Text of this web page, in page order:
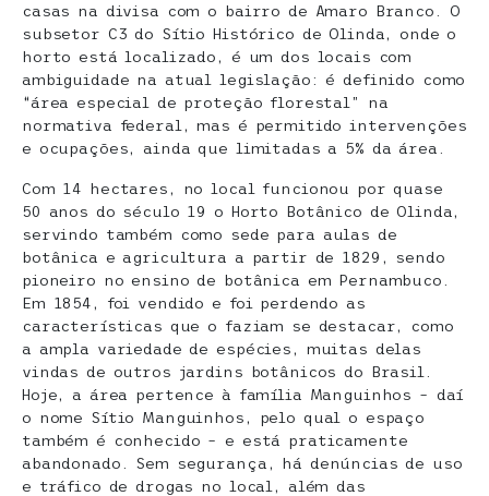
casas na divisa com o bairro de Amaro Branco. O
subsetor C3 do Sítio Histórico de Olinda, onde o
horto está localizado, é um dos locais com
ambiguidade na atual legislação: é definido como
“área especial de proteção florestal” na
normativa federal, mas é permitido intervenções
e ocupações, ainda que limitadas a 5% da área.
Com 14 hectares, no local funcionou por quase
50 anos do século 19 o Horto Botânico de Olinda,
servindo também como sede para aulas de
botânica e agricultura a partir de 1829, sendo
pioneiro no ensino de botânica em Pernambuco.
Em 1854, foi vendido e foi perdendo as
características que o faziam se destacar, como
a ampla variedade de espécies, muitas delas
vindas de outros jardins botânicos do Brasil.
Hoje, a área pertence à família Manguinhos – daí
o nome Sítio Manguinhos, pelo qual o espaço
também é conhecido – e está praticamente
abandonado. Sem segurança, há denúncias de uso
e tráfico de drogas no local, além das